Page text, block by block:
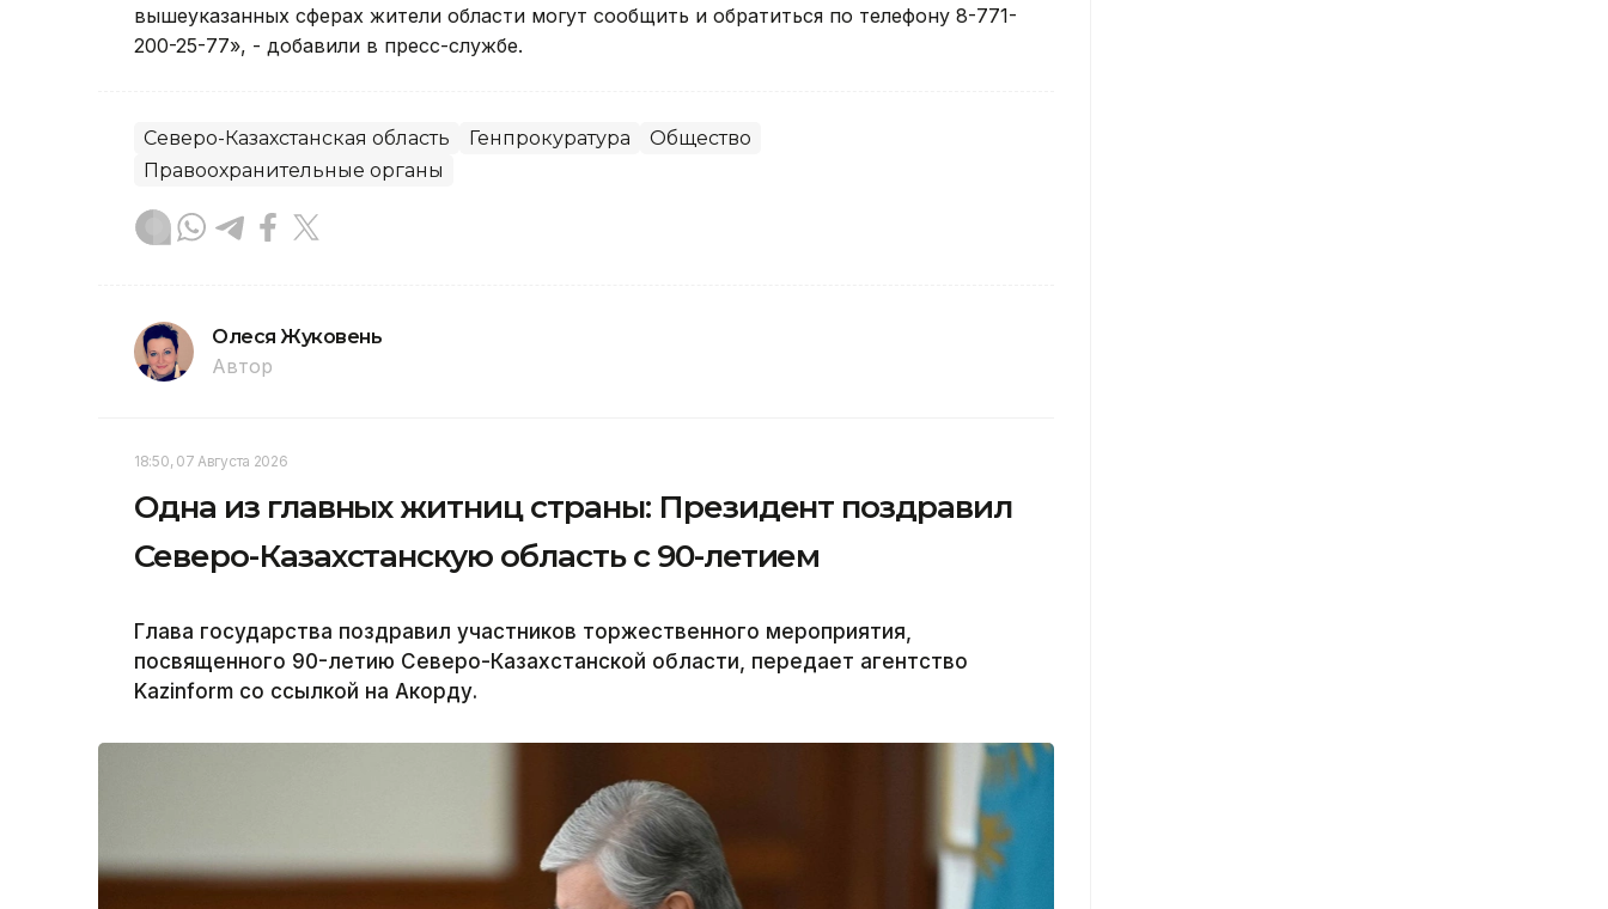
вышеуказанных сферах жители области могут сообщить и обратиться по телефону 8-771-
200-25-77», - добавили в пресс-службе.
Северо-Казахстанская область Генпрокуратура
Общество
Правоохранительные органы
Олеся Жуковень
Автор
18:50, 07 Августа 2026
Одна из главных житниц страны: Президент поздравил
Северо-Казахстанскую область с 90-летием
Глава государства поздравил участников торжественного мероприятия,
посвященного 90-летию Северо-Казахстанской области, передает агентство
Kazinform со ссылкой на Акорду.